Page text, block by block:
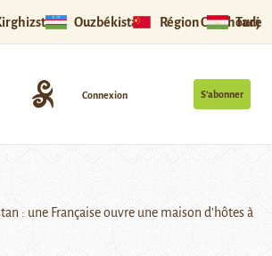
Ouzbékistan Région Ouïghoure
S’abonner
Connexion
: une Française ouvre une maison d’hôtes à